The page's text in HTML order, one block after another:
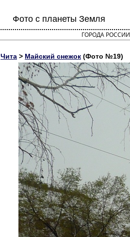
Фото с планеты Земля
ГОРОДА РОССИИ
Чита > Майский снежок (Фото №19)